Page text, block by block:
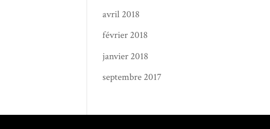
avril 2018
février 2018
janvier 2018
septembre 2017